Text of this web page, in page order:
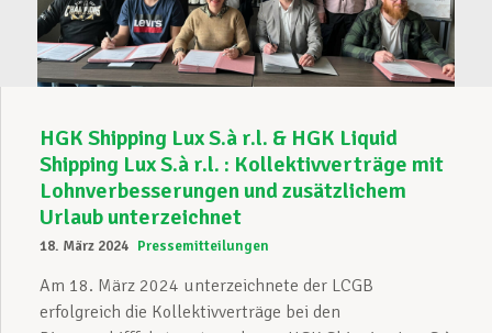
HGK Shipping Lux S.à r.l. & HGK Liquid
Shipping Lux S.à r.l. : Kollektivverträge mit
Lohnverbesserungen und zusätzlichem
Urlaub unterzeichnet
18. März 2024 Pressemitteilungen
Am 18. März 2024 unterzeichnete der LCGB
erfolgreich die Kollektivverträge bei den